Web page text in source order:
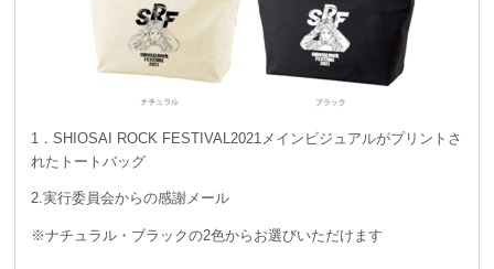
1．SHIOSAI ROCK FESTIVAL2021メインビジュアルがプリントさ
れたトートバッグ
2.実行委員会からの感謝メール
※ナチュラル・ブラックの2色からお選びいただけます